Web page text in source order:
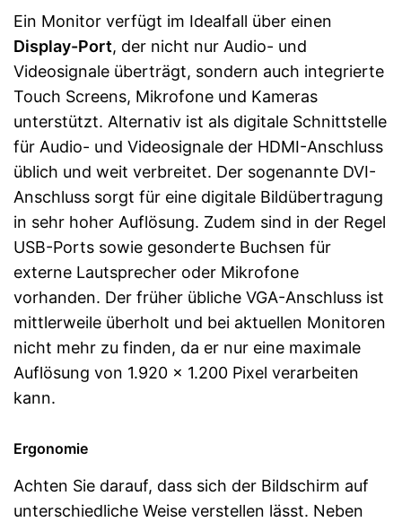
Ein Monitor verfügt im Idealfall über einen
Display-Port, der nicht nur Audio- und
Videosignale überträgt, sondern auch integrierte
Touch Screens, Mikrofone und Kameras
unterstützt. Alternativ ist als digitale Schnittstelle
für Audio- und Videosignale der HDMI-Anschluss
üblich und weit verbreitet. Der sogenannte DVI-
Anschluss sorgt für eine digitale Bildübertragung
in sehr hoher Auflösung. Zudem sind in der Regel
USB-Ports sowie gesonderte Buchsen für
externe Lautsprecher oder Mikrofone
vorhanden. Der früher übliche VGA-Anschluss ist
mittlerweile überholt und bei aktuellen Monitoren
nicht mehr zu finden, da er nur eine maximale
Auflösung von 1.920 x 1.200 Pixel verarbeiten
kann.
Ergonomie
Achten Sie darauf, dass sich der Bildschirm auf
unterschiedliche Weise verstellen lässt. Neben